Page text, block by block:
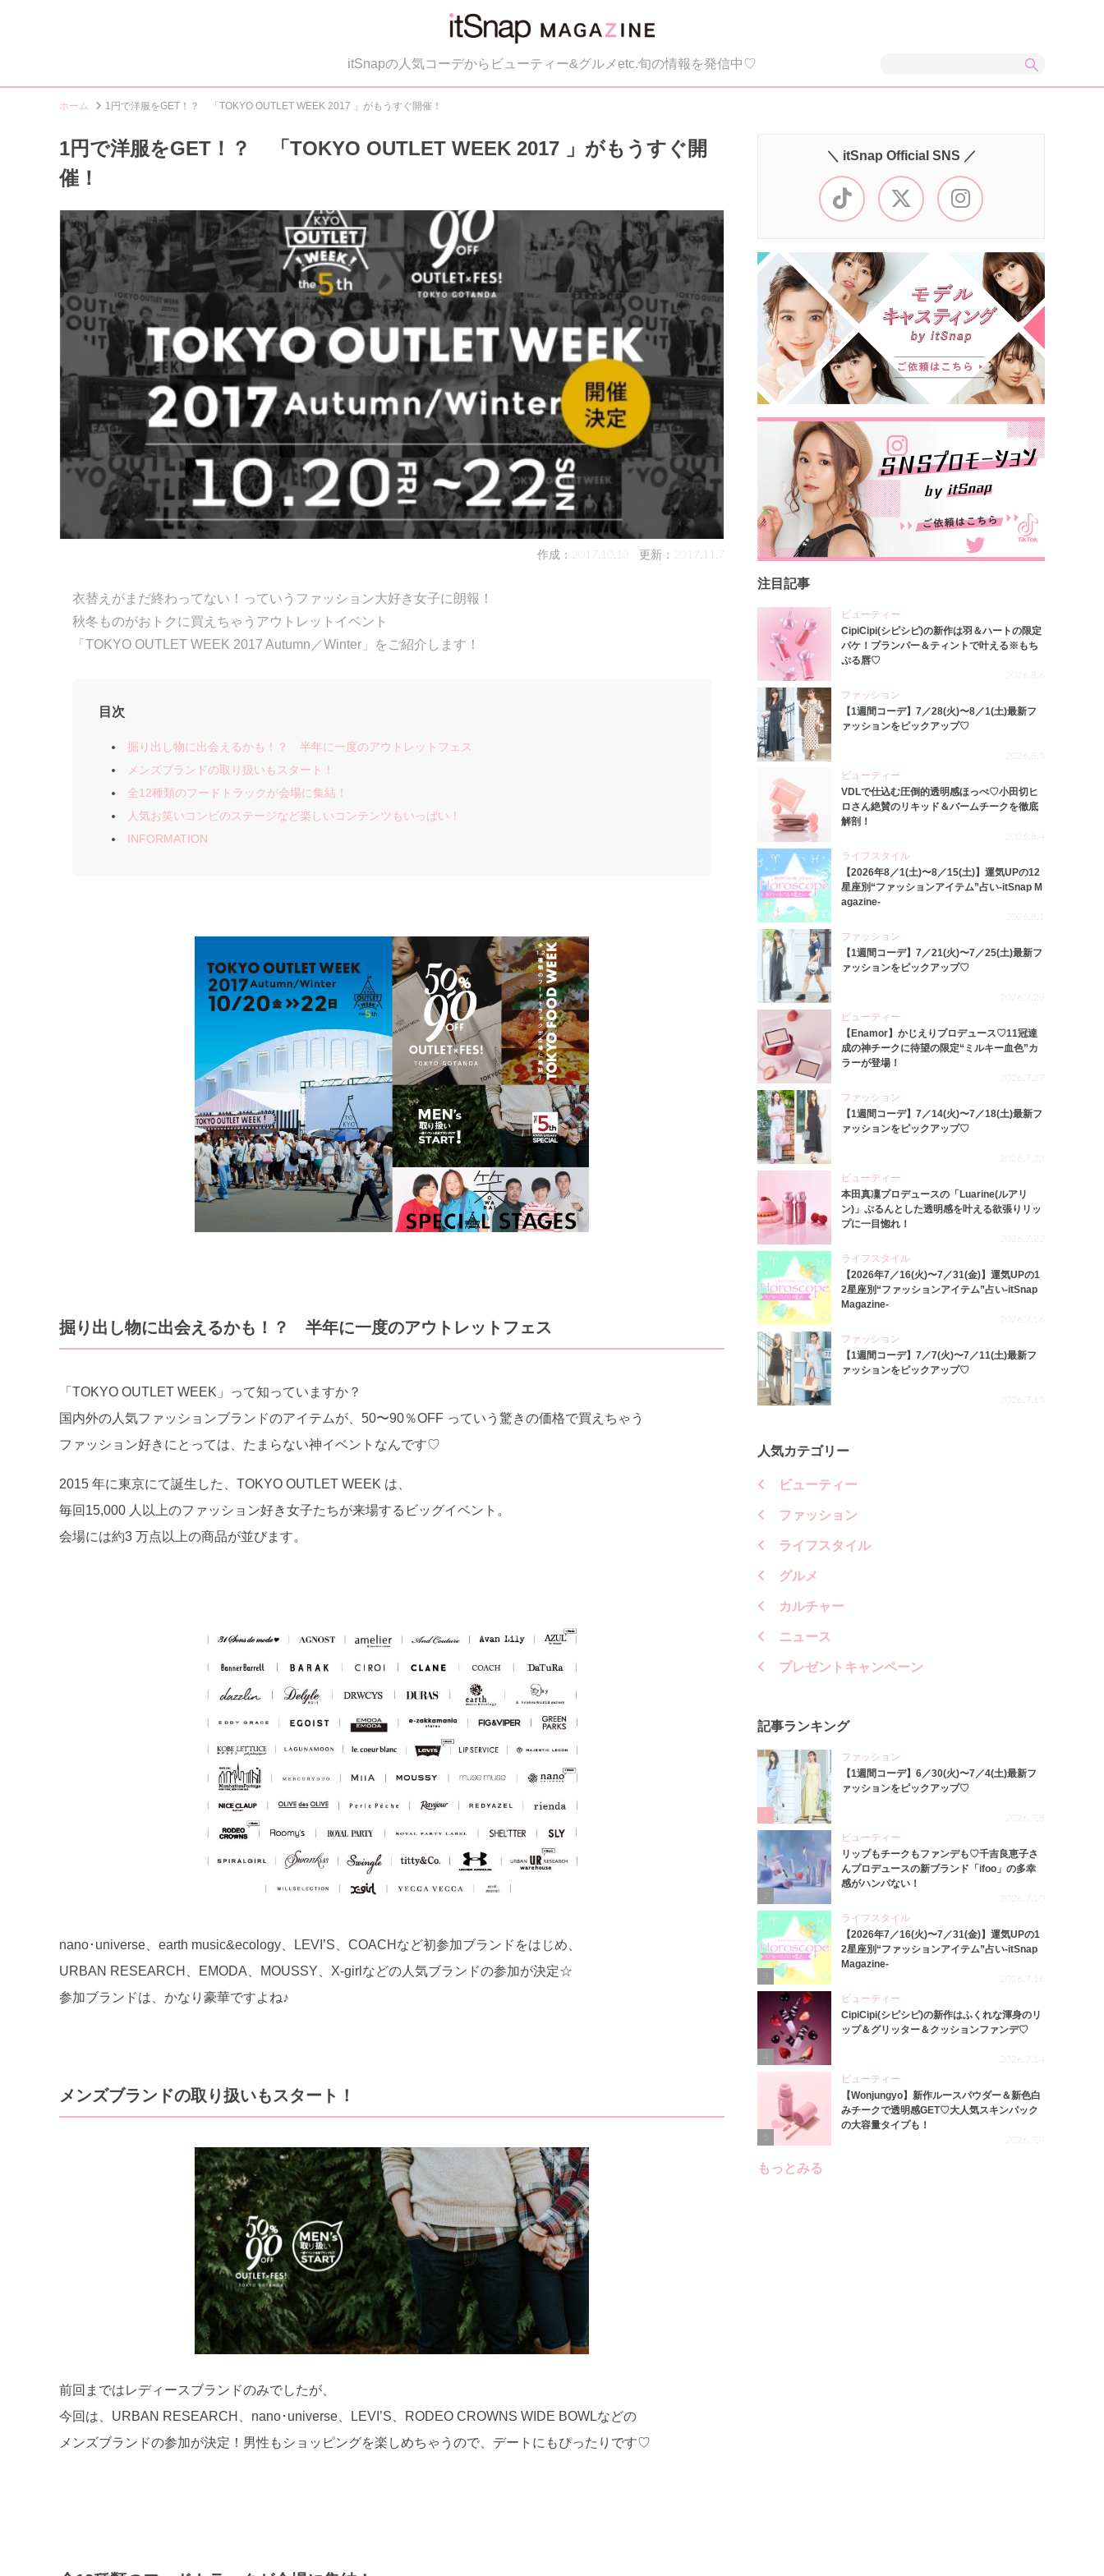
itSnapの人気コーデからビューティー&グルメetc.旬の情報を発信中♡
ホーム 1円で洋服をGET！？ 「TOKYO OUTLET WEEK 2017 」がもうすぐ開催！
1円で洋服をGET！？ 「TOKYO OUTLET WEEK 2017 」がもうすぐ開
催！
作成：2017.10.13 更新：2017.11.7
衣替えがまだ終わってない！っていうファッション大好き女子に朗報！
秋冬ものがおトクに買えちゃうアウトレットイベント
「TOKYO OUTLET WEEK 2017 Autumn／Winter」をご紹介します！
目次
掘り出し物に出会えるかも！？ 半年に一度のアウトレットフェス
メンズブランドの取り扱いもスタート！
全12種類のフードトラックが会場に集結！
人気お笑いコンビのステージなど楽しいコンテンツもいっぱい！
INFORMATION
掘り出し物に出会えるかも！？ 半年に一度のアウトレットフェス
「TOKYO OUTLET WEEK」って知っていますか？
国内外の人気ファッションブランドのアイテムが、50〜90％OFF っていう驚きの価格で買えちゃう
ファッション好きにとっては、たまらない神イベントなんです♡
2015 年に東京にて誕生した、TOKYO OUTLET WEEK は、
毎回15,000 人以上のファッション好き女子たちが来場するビッグイベント。
会場には約3 万点以上の商品が並びます。
nano･universe、earth music&ecology、LEVI’S、COACHなど初参加ブランドをはじめ、
URBAN RESEARCH、EMODA、MOUSSY、X-girlなどの人気ブランドの参加が決定☆
参加ブランドは、かなり豪華ですよね♪
メンズブランドの取り扱いもスタート！
前回まではレディースブランドのみでしたが、
今回は、URBAN RESEARCH、nano･universe、LEVI’S、RODEO CROWNS WIDE BOWLなどの
メンズブランドの参加が決定！男性もショッピングを楽しめちゃうので、デートにもぴったりです♡
＼ itSnap Official SNS ／
注目記事
ビューティー
CipiCipi(シピシピ)の新作は羽＆ハートの限定
パケ！プランパー＆ティントで叶える※もち
ぷる唇♡
2026.8.6
ファッション
【1週間コーデ】7／28(火)〜8／1(土)最新フ
ァッションをピックアップ♡
2026.8.5
ビューティー
VDLで仕込む圧倒的透明感ほっぺ♡小田切ヒ
ロさん絶賛のリキッド＆バームチークを徹底
解剖！
2026.8.4
ライフスタイル
【2026年8／1(土)〜8／15(土)】運気UPの12
星座別“ファッションアイテム”占い-itSnap M
agazine-
2026.8.1
ファッション
【1週間コーデ】7／21(火)〜7／25(土)最新フ
ァッションをピックアップ♡
2026.7.29
ビューティー
【Enamor】かじえりプロデュース♡11冠達
成の神チークに待望の限定“ミルキー血色”カ
ラーが登場！
2026.7.27
ファッション
【1週間コーデ】7／14(火)〜7／18(土)最新フ
ァッションをピックアップ♡
2026.7.23
ビューティー
本田真凜プロデュースの「Luarine(ルアリ
ン)」ぷるんとした透明感を叶える欲張りリッ
プに一目惚れ！
2026.7.22
ライフスタイル
【2026年7／16(火)〜7／31(金)】運気UPの1
2星座別“ファッションアイテム”占い-itSnap
Magazine-
2026.7.16
ファッション
【1週間コーデ】7／7(火)〜7／11(土)最新フ
ァッションをピックアップ♡
2026.7.15
人気カテゴリー
ビューティー
ファッション
ライフスタイル
グルメ
カルチャー
ニュース
プレゼントキャンペーン
記事ランキング
ファッション
【1週間コーデ】6／30(火)〜7／4(土)最新フ
ァッションをピックアップ♡
2026.7.8
ビューティー
リップもチークもファンデも♡千吉良恵子さ
んプロデュースの新ブランド「ifoo」の多幸
感がハンパない！
2026.7.10
3
ライフスタイル
【2026年7／16(火)〜7／31(金)】運気UPの1
2星座別“ファッションアイテム”占い-itSnap
Magazine-
2026.7.16
4
ビューティー
CipiCipi(シピシピ)の新作はふくれな渾身のリ
ップ＆グリッター＆クッションファンデ♡
2026.7.14
ビューティー
【Wonjungyo】新作ルースパウダー＆新色白
みチークで透明感GET♡大人気スキンパック
の大容量タイプも！
2026.7.9
もっとみる